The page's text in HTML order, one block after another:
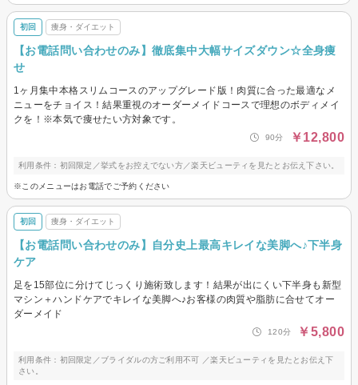
初回 痩身・ダイエット
【お電話問い合わせのみ】徹底集中大幅サイズダウン☆全身痩
せ
1ヶ月集中本格スリムコースのアップグレード版！肉質に合った最適なメ
ニューをチョイス！結果重視のオーダーメイドコースで理想のボディメイ
クを！※本気で痩せたい方対象です。
90分 ￥12,800
利用条件：初回限定／挙式をお控えでない方／楽天ビューティを見たとお伝え下さい。
※このメニューはお電話でご予約ください
初回 痩身・ダイエット
【お電話問い合わせのみ】自分史上最高キレイな美脚へ♪下半身
ケア
足を15部位に分けてじっくり施術致します！結果が出にくい下半身も新型
マシン＋ハンドケアでキレイな美脚へ♪お客様の肉質や脂肪に合せてオー
ダーメイド
120分 ￥5,800
利用条件：初回限定／ブライダルの方ご利用不可 ／楽天ビューティを見たとお伝え下
さい。